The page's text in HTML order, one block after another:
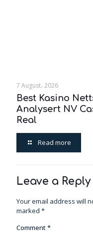
7 August، 2026
Best Kasino
Analysert NV
Real
Read more
Leave a Reply
Your email address will
marked *
Comment*